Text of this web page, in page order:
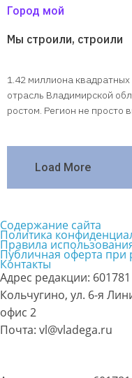
Город мой
Мы строили, строили
1.42 миллиона
отрасль Владимирской
ростом. Регион не просто
Load More
Содержание сайта
Политика
Правила
Публичная оферта
Контакты
Адрес редакции:
Кольчугино, ул. 6-я
офис 2
Почта: vl@vladega.ru